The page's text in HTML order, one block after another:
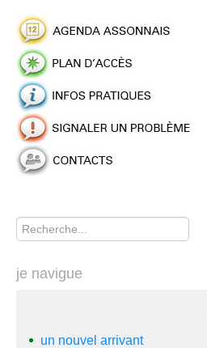
Rechercher
je navigue
un nouvel arrivant